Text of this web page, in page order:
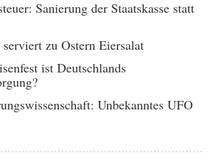
Sanierung der Staatskasse statt
zu Ostern Eiersalat
ist Deutschlands
Unbekanntes UFO